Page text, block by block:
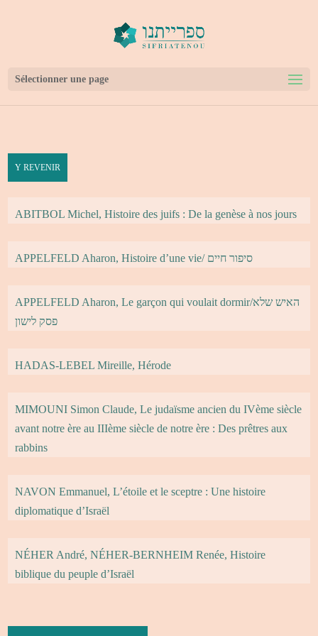
Sélectionner une page
Y REVENIR
ABITBOL Michel, Histoire des juifs : De la genèse à nos jours
APPELFELD Aharon, Histoire d’une vie/ סיפור חיים
APPELFELD Aharon, Le garçon qui voulait dormir/האיש שלא
פסק לישון
HADAS-LEBEL Mireille, Hérode
MIMOUNI Simon Claude, Le judaïsme ancien du IVème siècle
avant notre ère au IIIème siècle de notre ère : Des prêtres aux
rabbins
NAVON Emmanuel, L’étoile et le sceptre : Une histoire
diplomatique d’Israël
NÉHER André, NÉHER-BERNHEIM Renée, Histoire
biblique du peuple d’Israël